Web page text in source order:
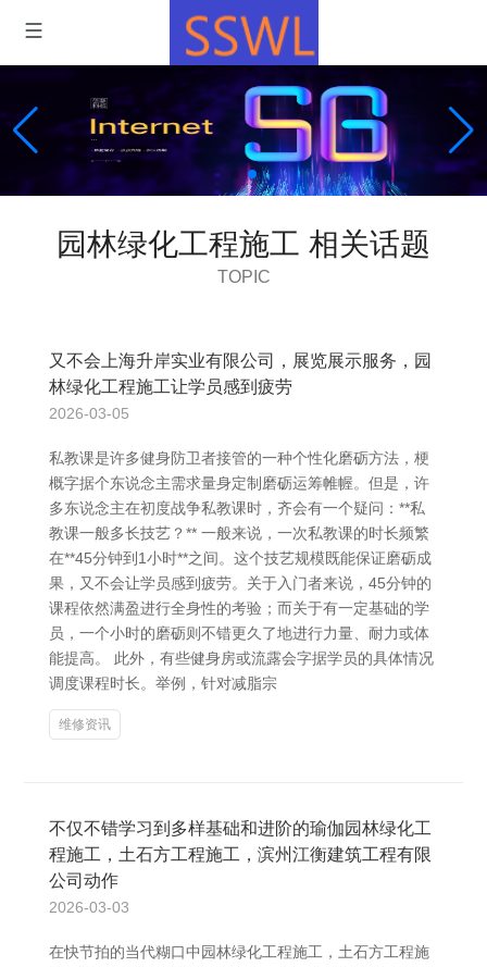
园林绿化工程施工 相关话题
TOPIC
又不会上海升岸实业有限公司，展览展示服务，园
林绿化工程施工让学员感到疲劳
2026-03-05
私教课是许多健身防卫者接管的一种个性化磨砺方法，梗
概字据个东说念主需求量身定制磨砺运筹帷幄。但是，许
多东说念主在初度战争私教课时，齐会有一个疑问：**私
教课一般多长技艺？** 一般来说，一次私教课的时长频繁
在**45分钟到1小时**之间。这个技艺规模既能保证磨砺成
果，又不会让学员感到疲劳。关于入门者来说，45分钟的
课程依然满盈进行全身性的考验；而关于有一定基础的学
员，一个小时的磨砺则不错更久了地进行力量、耐力或体
能提高。 此外，有些健身房或流露会字据学员的具体情况
调度课程时长。举例，针对减脂宗
维修资讯
不仅不错学习到多样基础和进阶的瑜伽园林绿化工
程施工，土石方工程施工，滨州江衡建筑工程有限
公司动作
2026-03-03
在快节拍的当代糊口中园林绿化工程施工，土石方工程施